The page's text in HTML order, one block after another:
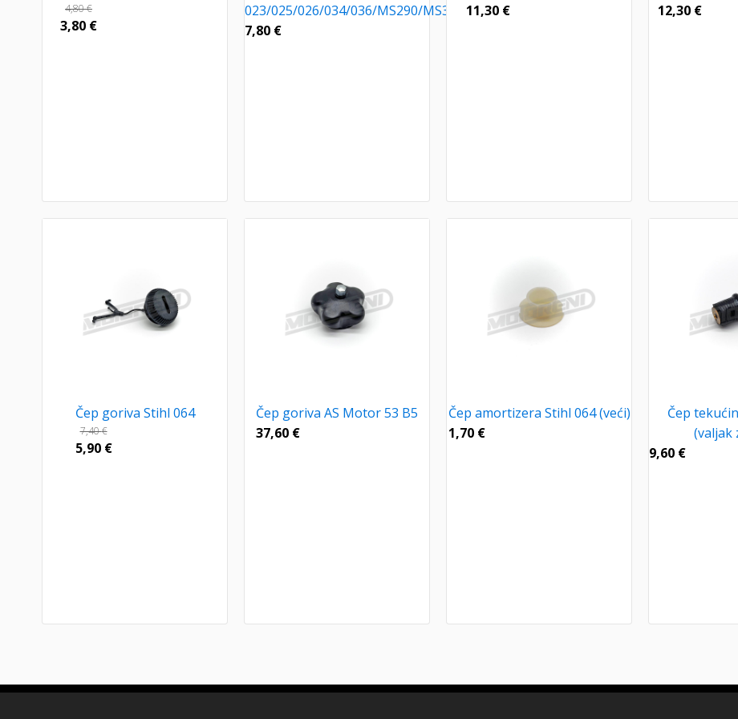
4,80€
3,80 €
023/025/026/034/036/MS290/MS390
7,80 €
11,30 €
12,30 €
Čep goriva Stihl 064
7,40€
5,90 €
Čep goriva AS Motor 53 B5
37,60 €
Čep amortizera Stihl 064 (veći)
1,70 €
Čep
(valjak
9,60 €